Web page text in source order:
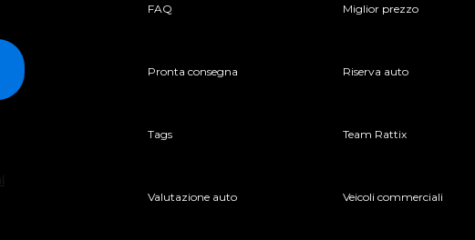
FAQ Miglior prezzo
Pronta consegna Riserva auto
Tags Team Rattix
Valutazione auto Veicoli commerciali